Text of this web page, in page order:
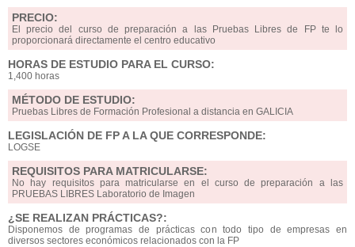
PRECIO:
El precio del curso de preparación a las Pruebas Libres de FP te lo
proporcionará directamente el centro educativo
HORAS DE ESTUDIO PARA EL CURSO:
1,400 horas
MÉTODO DE ESTUDIO:
Pruebas Libres de Formación Profesional a distancia en GALICIA
LEGISLACIÓN DE FP A LA QUE CORRESPONDE:
LOGSE
REQUISITOS PARA MATRICULARSE:
No hay requisitos para matricularse en el curso de preparación a las
PRUEBAS LIBRES Laboratorio de Imagen
¿SE REALIZAN PRÁCTICAS?:
Disponemos de programas de prácticas con todo tipo de empresas en
diversos sectores económicos relacionados con la FP